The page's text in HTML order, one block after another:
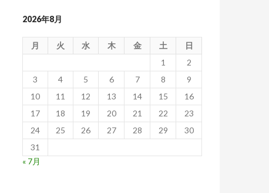
2026年8月
月 火 水 木 金 土
日
1
2
3
4 5 6 7 8
9
10
11 12 13 14 15
16
17
18 19 20 21 22
23
24
25 26 27 28 29
30
31
« 7月